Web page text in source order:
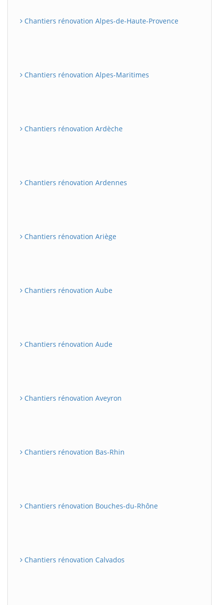
Chantiers rénovation Alpes-de-Haute-Provence
Chantiers rénovation Alpes-Maritimes
Chantiers rénovation Ardèche
Chantiers rénovation Ardennes
Chantiers rénovation Ariège
Chantiers rénovation Aube
Chantiers rénovation Aude
Chantiers rénovation Aveyron
Chantiers rénovation Bas-Rhin
Chantiers rénovation Bouches-du-Rhône
Chantiers rénovation Calvados